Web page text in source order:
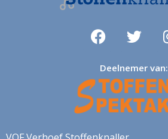
Deelnemer van: